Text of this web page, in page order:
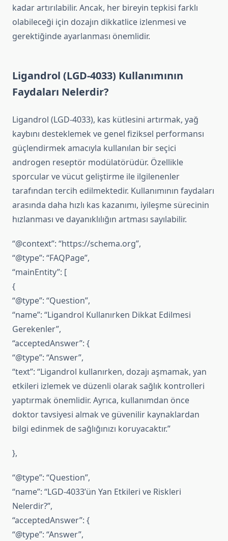
kadar artırılabilir. Ancak, her bireyin tepkisi farklı
olabileceği için dozajın dikkatlice izlenmesi ve
gerektiğinde ayarlanması önemlidir.
Ligandrol (LGD-4033) Kullanımının
Faydaları Nelerdir?
Ligandrol (LGD-4033), kas kütlesini artırmak, yağ
kaybını desteklemek ve genel fiziksel performansı
güçlendirmek amacıyla kullanılan bir seçici
androgen reseptör modülatörüdür. Özellikle
sporcular ve vücut geliştirme ile ilgilenenler
tarafından tercih edilmektedir. Kullanımının faydaları
arasında daha hızlı kas kazanımı, iyileşme sürecinin
hızlanması ve dayanıklılığın artması sayılabilir.
“@context”: “https://schema.org”,
“@type”: “FAQPage”,
“mainEntity”: [
{
“@type”: “Question”,
“name”: “Ligandrol Kullanırken Dikkat Edilmesi
Gerekenler”,
“acceptedAnswer”: {
“@type”: “Answer”,
“text”: “Ligandrol kullanırken, dozajı aşmamak, yan
etkileri izlemek ve düzenli olarak sağlık kontrolleri
yaptırmak önemlidir. Ayrıca, kullanımdan önce
doktor tavsiyesi almak ve güvenilir kaynaklardan
bilgi edinmek de sağlığınızı koruyacaktır.”
},
“@type”: “Question”,
“name”: “LGD-4033’ün Yan Etkileri ve Riskleri
Nelerdir?”,
“acceptedAnswer”: {
“@type”: “Answer”,